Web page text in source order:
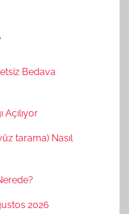
Bedava
Açılıyor
tarama) Nasıl
2026